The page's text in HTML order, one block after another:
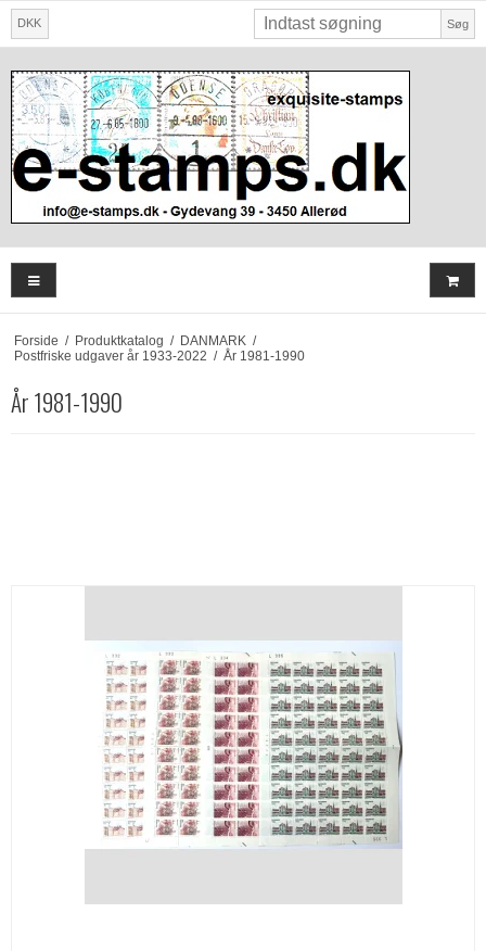
DKK Søg
Forside / Produktkatalog / DANMARK /
Postfriske udgaver år 1933-2022 / År 1981-1990
År 1981-1990